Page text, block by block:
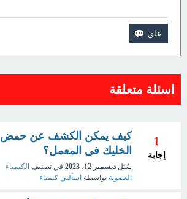
اسئلة متعلقة
1
إجابة
كيف يمكن الكشف عن حمض
الخليك فى المعمل؟
سُئل ديسمبر 12، 2023 في تصنيف الكيمياء
العضوية بواسطة اسألني كيمياء